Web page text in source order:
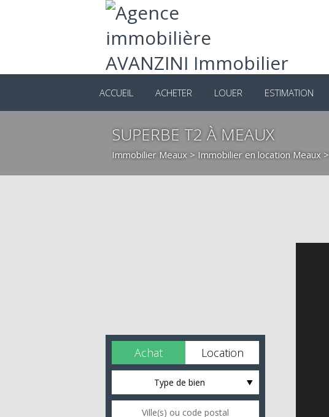
ACCUEIL ACHETER LOUER ESTIMATION
SUPERBE T2 À MEAUX
Immobilier Meaux > Immobilier en location Meaux >
Achat Location
Type de bien